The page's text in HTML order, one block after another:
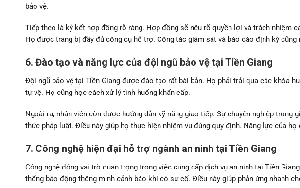
bảo vệ.
Tiếp theo là ký kết hợp đồng rõ ràng. Hợp đồng sẽ nêu rõ quyền lợi và trách nhiệm
Họ được trang bị đầy đủ công cụ hỗ trợ. Công tác giám sát và báo cáo định kỳ cũng
6. Đào tạo và năng lực của đội ngũ bảo vệ tại Tiền Giang
Đội ngũ bảo vệ tại Tiền Giang được đào tạo rất bài bản. Họ phải trải qua các khóa
tự vệ. Họ cũng học cách xử lý tình huống khẩn cấp.
Ngoài ra, nhân viên còn được hướng dẫn kỹ năng giao tiếp. Sự chuyên nghiệp
thức pháp luật. Điều này giúp họ thực hiện nhiệm vụ đúng quy định. Năng lực của
7. Công nghệ hiện đại hỗ trợ ngành an ninh tại Tiền Giang
Công nghệ đóng vai trò quan trọng trong việc cung cấp dịch vụ an ninh tại Tiền
thống báo động thông minh cảnh báo khi có sự cố. Điều này giúp phản ứng nhanh